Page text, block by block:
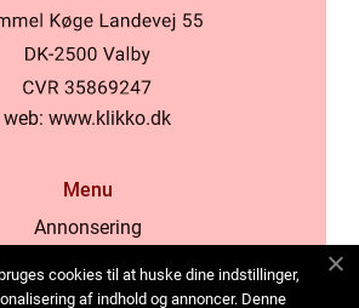
web: www.klikko.dk
Menu
Annonsering
Cookies
cookies til at huske dine indstillinger,
af indhold og annoncer. Denne